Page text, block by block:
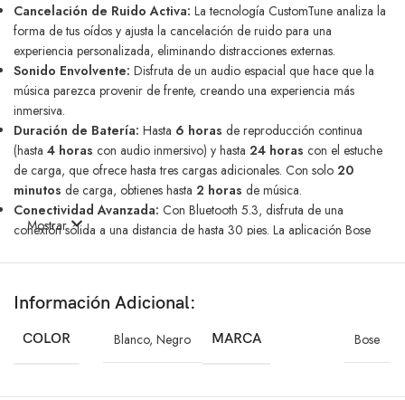
Cancelación de Ruido Activa: La tecnología CustomTune analiza la
forma de tus oídos y ajusta la cancelación de ruido para una
experiencia personalizada, eliminando distracciones externas.
Sonido Envolvente: Disfruta de un audio espacial que hace que la
música parezca provenir de frente, creando una experiencia más
inmersiva.
Duración de Batería: Hasta 6 horas de reproducción continua
(hasta 4 horas con audio inmersivo) y hasta 24 horas con el estuche
de carga, que ofrece hasta tres cargas adicionales. Con solo 20
minutos de carga, obtienes hasta 2 horas de música.
Conectividad Avanzada: Con Bluetooth 5.3, disfruta de una
conexión sólida a una distancia de hasta 30 pies. La aplicación Bose
y gestionar dispositivos conectados.
almohadillas y bandas de estabilidad para un ajuste perfecto. Las puntas
de silicona sellan el oído, mientras que las bandas aseguran un ajuste
cómodo durante todo el día.
Mostrar
Información Adicional:
COLOR Blanco, Negro MARCA Bose